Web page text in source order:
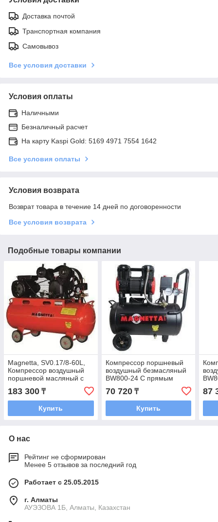
Доставка почтой
Транспортная компания
Самовывоз
Все условия доставки
Условия оплаты
Наличными
Безналичный расчет
На карту Kaspi Gold: 5169 4971 7554 1642
Все условия оплаты
Условия возврата
Возврат товара в течение 14 дней по договоренности
Все условия возврата
Подобные товары компании
Magnetta, SV0.17/8-60L,
Компрессор воздушный
поршневой масляный с
ременным приводом
183 300 ₸
Купить
Компрессор поршневый
воздушный безмасляный
BW800-24 С прямым
приводом
70 720₸
Купить
87
О нас
Рейтинг не сформирован
Менее 5 отзывов за последний год
Работает с 25.05.2015
г. Алматы
АУЭЗОВА 1Б, Алматы, Казахстан